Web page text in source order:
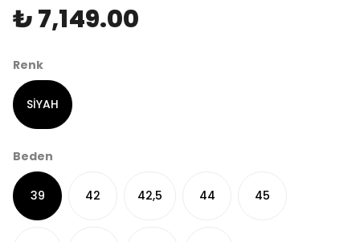
₺ 7,149.00
Renk
SİYAH
Beden
39 42 42,5 44 45